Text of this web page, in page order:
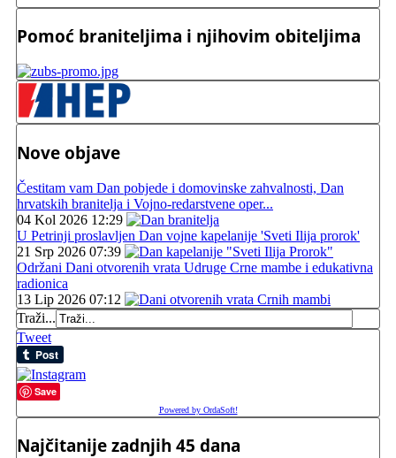
Pomoć braniteljima i njihovim obiteljima
Nove objave
Čestitam vam Dan pobjede i domovinske zahvalnosti, Dan
hrvatskih branitelja i Vojno-redarstvene oper...
04 Kol 2026 12:29
U Petrinji proslavljen Dan vojne kapelanije 'Sveti Ilija prorok'
21 Srp 2026 07:39
Održani Dani otvorenih vrata Udruge Crne mambe i edukativna
radionica
13 Lip 2026 07:12
Traži...
Tweet
Save
Powered by OrdaSoft!
Najčitanije zadnjih 45 dana